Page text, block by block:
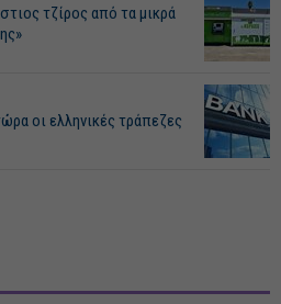
τζίρος από τα μικρά
οι ελληνικές τράπεζες